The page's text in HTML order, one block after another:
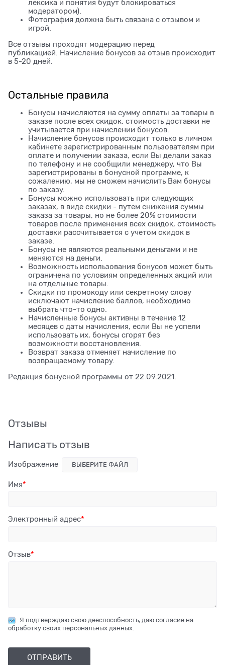
лексика и понятия будут блокироваться
модератором).
Фотография должна быть связана с отзывом и
игрой.
Все отзывы проходят модерацию перед
публикацией. Начисление бонусов за отзыв происходит
в 5-20 дней.
Остальные правила
Бонусы начисляются на сумму оплаты за товары в
заказе после всех скидок, стоимость доставки не
учитывается при начислении бонусов.
Начисление бонусов происходит только в личном
кабинете зарегистрированным пользователям при
оплате и получении заказа, если Вы делали заказ
по телефону и не сообщили менеджеру, что Вы
зарегистрированы в бонусной программе, к
сожалению, мы не сможем начислить Вам бонусы
по заказу.
Бонусы можно использовать при следующих
заказах, в виде скидки - путем снижения суммы
заказа за товары, но не более 20% стоимости
товаров после применения всех скидок, стоимость
доставки рассчитывается с учетом скидок в
заказе.
Бонусы не являются реальными деньгами и не
меняются на деньги.
Возможность использования бонусов может быть
ограничена по условиям определенных акций или
на отдельные товары.
Скидки по промокоду или секретному слову
исключают начисление баллов, необходимо
выбрать что-то одно.
Начисленные бонусы активны в течение 12
месяцев с даты начисления, если Вы не успели
использовать их, бонусы сгорят без
возможности восстановления.
Возврат заказа отменяет начисление по
возвращаемому товару.
Редакция бонусной программы от 22.09.2021.
Отзывы
Написать отзыв
Изображение ВЫБЕРИТЕ ФАЙЛ
Имя
Электронный адрес
Отзыв
Я подтверждаю свою дееспособность, даю согласие на
обработку своих персональных данных.